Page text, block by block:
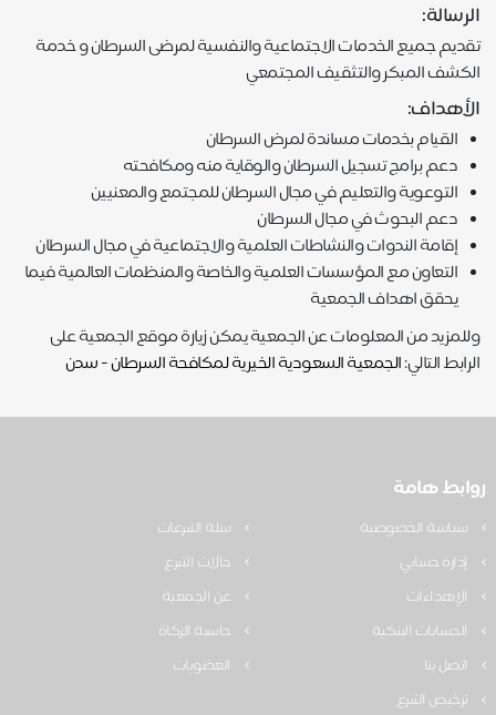
الرسالة:
تقديم جميع الخدمات الاجتماعية والنفسية لمرضى السرطان و خدمة
الكشف المبكر والتثقيف المجتمعي
الأهداف:
القيام بخدمات مساندة لمرض السرطان
دعم برامج تسجيل السرطان والوقاية منه ومكافحته
التوعوية والتعليم في مجال السرطان للمجتمع والمعنيين
دعم البحوث في مجال السرطان
إقامة الندوات والنشاطات العلمية والاجتماعية في مجال السرطان
التعاون مع المؤسسات العلمية والخاصة والمنظمات العالمية فيما
يحقق اهداف الجمعية
وللمزيد من المعلومات عن الجمعية يمكن زيارة موقع الجمعية على
الرابط التالي:الجمعية السعودية الخيرية لمكافحة السرطان - سدن
روابط هامة
سياسة الخصوصية
سلة التبرعات
إدارة حسابي
حالات التبرع
الإهداءات
عن الجمعية
الحسابات البنكية
حاسبة الزكاة
اتصل بنا
العضويات
ترخيص التبرع